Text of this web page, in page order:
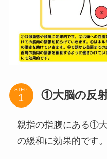
STEP ①大脳の反
親指の指腹にある①
の緩和に効果的です。